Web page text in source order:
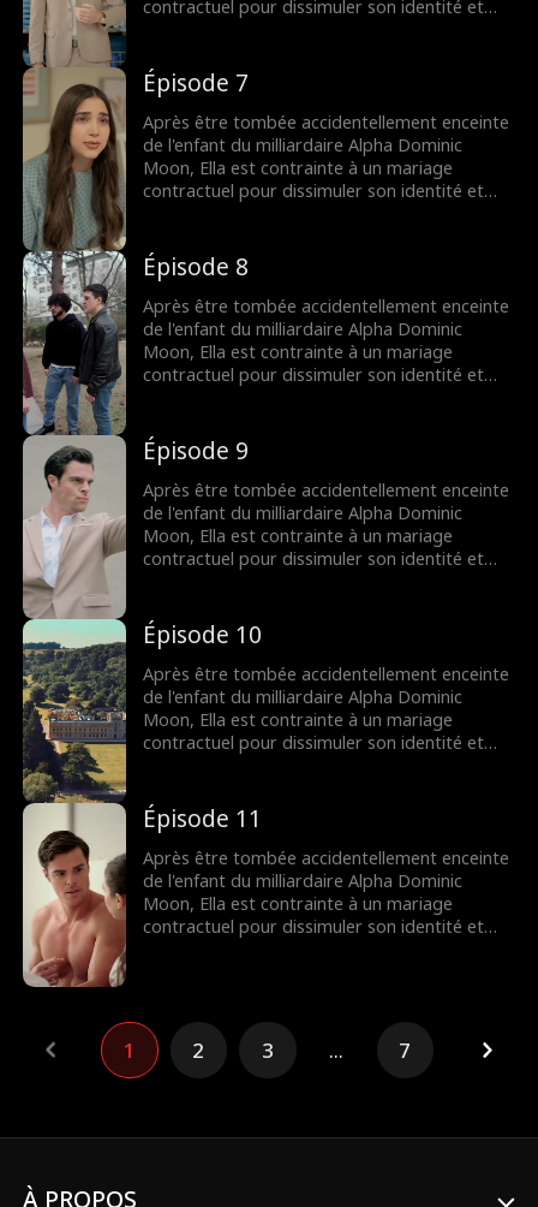
contractuel pour dissimuler son identité et
Épisode 7
Après être tombée accidentellement enceinte
de l'enfant du milliardaire Alpha Dominic
Moon, Ella est contrainte à un mariage
contractuel pour dissimuler son identité et
Épisode 8
Après être tombée accidentellement enceinte
de l'enfant du milliardaire Alpha Dominic
Moon, Ella est contrainte à un mariage
contractuel pour dissimuler son identité et
Épisode 9
Après être tombée accidentellement enceinte
de l'enfant du milliardaire Alpha Dominic
Moon, Ella est contrainte à un mariage
contractuel pour dissimuler son identité et
Épisode 10
Après être tombée accidentellement enceinte
de l'enfant du milliardaire Alpha Dominic
Moon, Ella est contrainte à un mariage
contractuel pour dissimuler son identité et
Épisode 11
Après être tombée accidentellement enceinte
de l'enfant du milliardaire Alpha Dominic
Moon, Ella est contrainte à un mariage
contractuel pour dissimuler son identité et
1 2 3 ... 7
À PROPOS